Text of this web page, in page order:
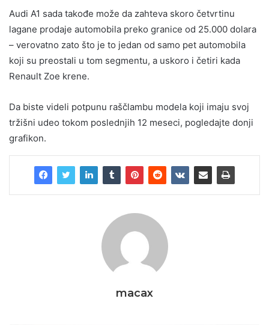
Audi A1 sada takođe može da zahteva skoro četvrtinu
lagane prodaje automobila preko granice od 25.000 dolara
– verovatno zato što je to jedan od samo pet automobila
koji su preostali u tom segmentu, a uskoro i četiri kada
Renault Zoe krene.
Da biste videli potpunu raščlambu modela koji imaju svoj
tržišni udeo tokom poslednjih 12 meseci, pogledajte donji
grafikon.
macax